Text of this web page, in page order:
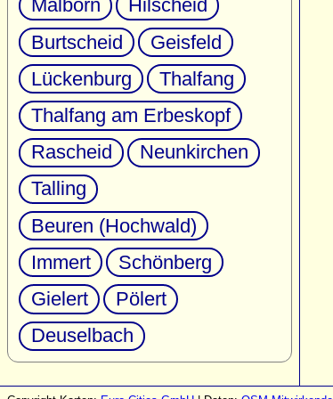
Malborn
Hilscheid
Burtscheid
Geisfeld
Lückenburg
Thalfang
Thalfang am Erbeskopf
Rascheid
Neunkirchen
Talling
Beuren (Hochwald)
Immert
Schönberg
Gielert
Pölert
Deuselbach